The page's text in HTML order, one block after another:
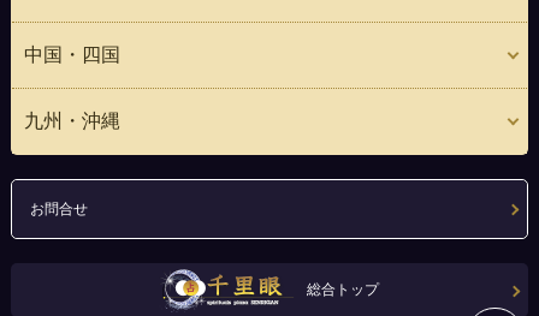
中国・四国
九州・沖縄
お問合せ
総合トップ